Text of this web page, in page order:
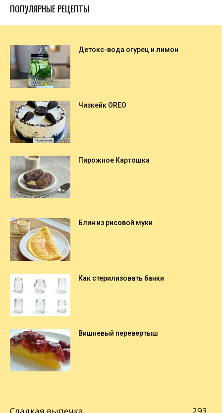
ПОПУЛЯРНЫЕ РЕЦЕПТЫ
Детокс-вода огурец и лимон
Чизкейк OREO
Пирожное Картошка
Блин из рисовой муки
Как стерилизовать банки
Вишневый перевертыш